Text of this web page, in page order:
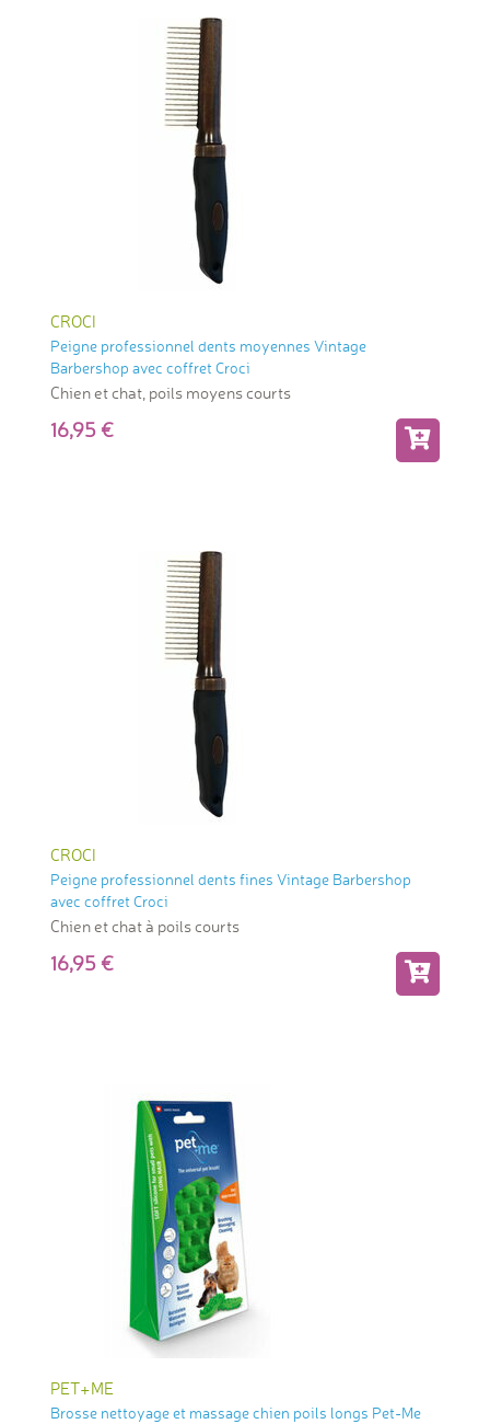
CROCI
Peigne professionnel dents moyennes Vintage
Barbershop avec coffret Croci
Chien et chat, poils moyens courts
16,95
CROCI
Peigne professionnel dents fines Vintage Barbershop
avec coffret Croci
Chien et chat à poils courts
16,95
PET+ME
Brosse nettoyage et massage chien poils longs Pet-Me